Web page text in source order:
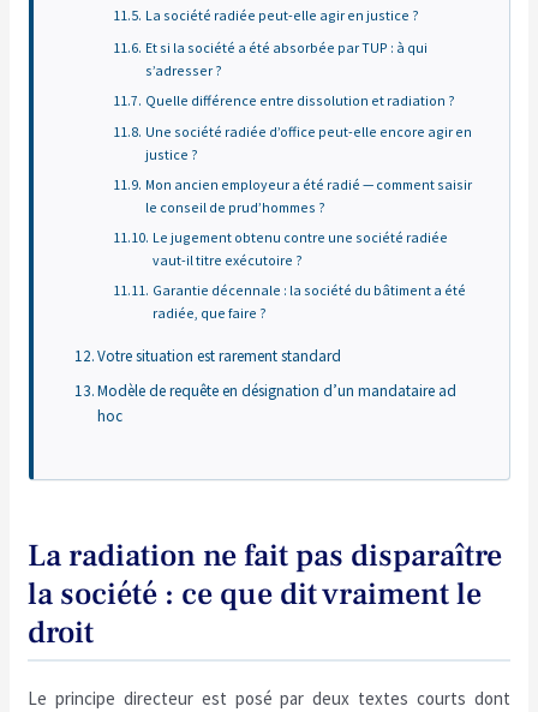
La société radiée peut-elle agir en justice ?
Et si la société a été absorbée par TUP : à qui
s’adresser ?
Quelle différence entre dissolution et radiation ?
Une société radiée d’office peut-elle encore agir en
justice ?
Mon ancien employeur a été radié — comment saisir
le conseil de prud’hommes ?
Le jugement obtenu contre une société radiée
vaut-il titre exécutoire ?
Garantie décennale : la société du bâtiment a été
radiée, que faire ?
Votre situation est rarement standard
Modèle de requête en désignation d’un mandataire ad
hoc
La radiation ne fait pas disparaître
la société : ce que dit vraiment le
droit
Le principe directeur est posé par deux textes courts dont